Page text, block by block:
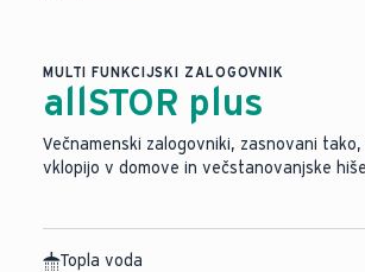
MULTI FUNKCIJSKI ZALOGOVNIK
allSTOR plus
Večnamenski zalogovniki, zasnovani
vklopijo v domove in večstanovanjske
Topla voda